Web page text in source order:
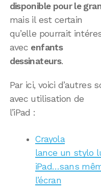
disponible pour le
mais il est certain
qu’elle pourrait
avec enfants
dessinateurs.
Par ici, voici d’autres
avec utilisation de
l’iPad :
Crayola
lance un stylo
iPad…sans
l’écran